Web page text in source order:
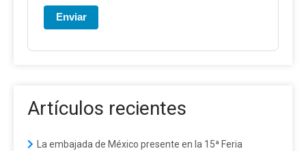
Enviar
Artículos recientes
La embajada de México presente en la 15ª Feria